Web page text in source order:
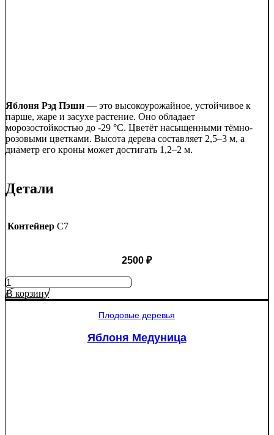
Яблоня Рэд Пэшн — это высокоурожайное, устойчивое к
парше, жаре и засухе растение. Оно обладает
морозостойкостью до -29 °C. Цветёт насыщенными тёмно-
розовыми цветками. Высота дерева составляет 2,5–3 м, а
диаметр его кроны может достигать 1,2–2 м.
Детали
Контейнер C7
2500 ₽
Количество
товара
Яблоня
В корзину
Плодовые деревья
Яблоня Медуница